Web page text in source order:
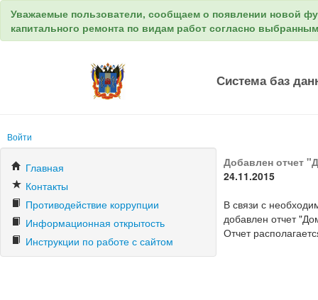
Уважаемые пользователи, сообщаем о появлении новой
капитального ремонта по видам работ согласно
Система баз
Войти
Главная
Контакты
Противодействие коррупции
Информационная открытость
Инструкции по работе с сайтом
Добавлен отчет
24.11.2015
В связи с
добавлен отчет
Отчет